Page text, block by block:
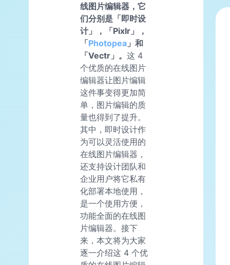
线图片编辑器，它
们分别是「即时设
计」，「Pixlr」，
「Photopea 」和
「Vectr」。 这 4
个优质的在线图片
编辑器让图片编辑
这件事变得更加简
单，图片编辑的质
量也得到了提升。
其中，即时设计作
为可以灵活使用的
在线图片编辑器，
还支持设计团队和
企业用户将它私有
化部署本地使用，
是一个使用方便，
功能全面的在线图
片编辑器。接下
来，本文将为大家
逐一介绍这 4 个优